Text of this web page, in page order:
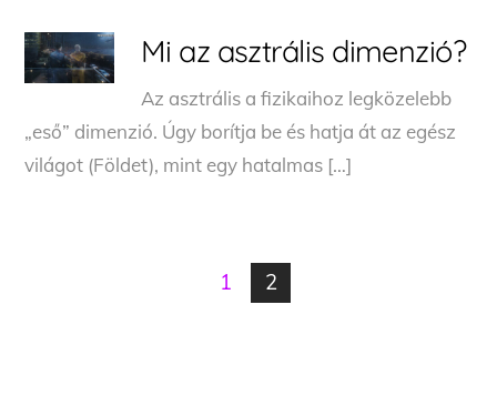
Mi az asztrális dimenzió?
Az asztrális a fizikaihoz legközelebb
„eső” dimenzió. Úgy borítja be és hatja át az egész
világot (Földet), mint egy hatalmas […]
1 2